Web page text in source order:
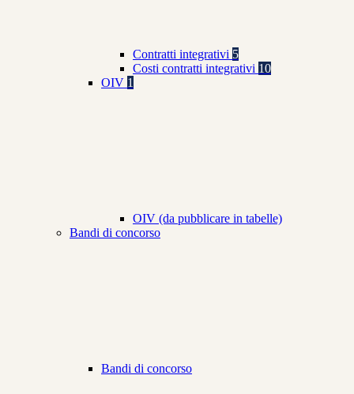
Contratti integrativi 5
Costi contratti integrativi 10
OIV 1
OIV (da pubblicare in tabelle)
Bandi di concorso
Bandi di concorso